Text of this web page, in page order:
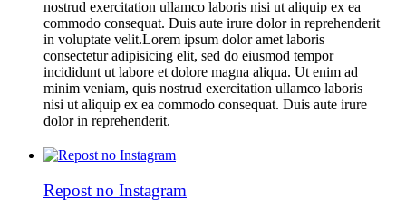
nostrud exercitation ullamco laboris nisi ut aliquip ex ea
commodo consequat. Duis aute irure dolor in reprehenderit
in voluptate velit.Lorem ipsum dolor amet laboris
consectetur adipisicing elit, sed do eiusmod tempor
incididunt ut labore et dolore magna aliqua. Ut enim ad
minim veniam, quis nostrud exercitation ullamco laboris
nisi ut aliquip ex ea commodo consequat. Duis aute irure
dolor in reprehenderit.
Repost no Instagram